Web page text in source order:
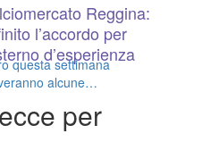
Reggina:
l’accordo per
d’esperienza
questa settimana
alcune
per